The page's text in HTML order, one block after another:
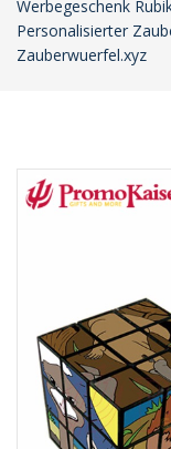
Werbegeschenk
Personalisierter
Zauberwuerfel.xyz